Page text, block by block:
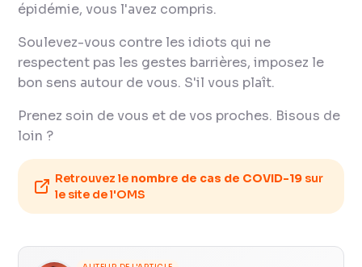
épidémie, vous l'avez compris.
Soulevez-vous contre les idiots qui ne
respectent pas les gestes barrières, imposez le
bon sens autour de vous. S'il vous plaît.
Prenez soin de vous et de vos proches. Bisous de
loin ?
Retrouvez le nombre de cas de COVID-19 sur
le site de l'OMS